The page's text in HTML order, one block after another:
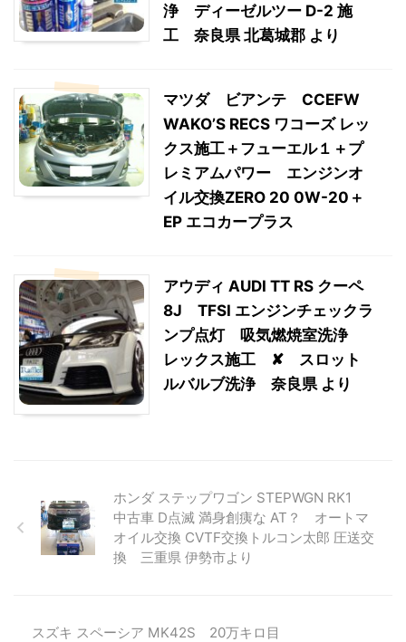
浄 ディーゼルツー D-2 施
工 奈良県 北葛城郡 より
マツダ ビアンテ CCEFW
WAKO’S RECS ワコーズ レッ
クス施工＋フューエル１＋プ
レミアムパワー エンジンオ
イル交換ZERO 20 0W-20＋
EP エコカープラス
アウディ AUDI TT RS クーペ
8J TFSI エンジンチェックラ
ンプ点灯 吸気燃焼室洗浄
レックス施工 ✘ スロット
ルバルブ洗浄 奈良県 より
ホンダ ステップワゴン STEPWGN RK1
中古車 D点滅 満身創痍な AT？ オートマ
オイル交換 CVTF交換トルコン太郎 圧送交
換 三重県 伊勢市より
スズキ スペーシア MK42S 20万キロ目